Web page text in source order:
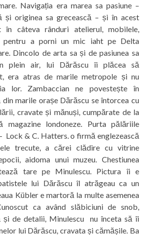
Navigația era marea sa pasiune –
și originea sa grecească – și în acest
în câteva rânduri atelierul, mobilele,
pentru a porni un mic iaht pe Delta
Dincolo de arta sa și de pasiunea sa
plein air, lui Dărăscu îi plăcea să
era atras de marile metropole și nu
lor. Zambaccian ne povestește în
din marile orașe Dărăscu se întorcea cu
cravate și mănuși, cumpărate de la
londoneze. Purta pălăriile
Lock & C. Hatters. o firmă englezească
trecute, a cărei clădire cu vitrine
aidoma unui muzeu. Chestiunea
tare pe Minulescu. Pictura îi e
lui Dărăscu îl atrăgeau ca un
Kübler e martoră la multe asemenea
ca având slăbiciuni de snob,
și de detalii, Minulescu nu înceta să îi
lui Dărăscu, cravata și cămășile. Ba